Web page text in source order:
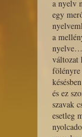
a nyelv
egy
a
nyelve…
változat
és ez
szavak
esetleg